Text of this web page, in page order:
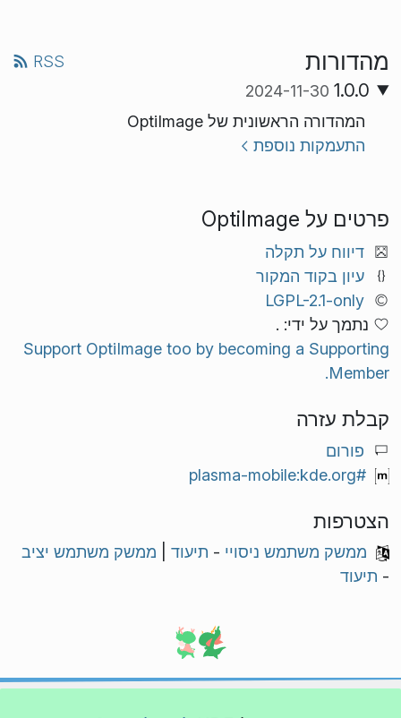
מהדורות RSS
1.0.0
2024-11-30
המהדורה הראשונית של OptiImage
התעמקות נוספת
פרטים על OptiImage
דיווח על תקלה
עיון בקוד המקור
LGPL-2.1-only
נתמך על ידי: .
Support OptiImage too by becoming a Supporting
Member.
קבלת עזרה
פורום
#plasma-mobile:kde.org
הצטרפות
ממשק משתמש ניסויי - תיעוד
ממשק משתמש יציב
- תיעוד